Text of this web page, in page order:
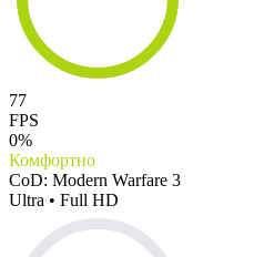
77
FPS
0%
Комфортно
CoD: Modern Warfare 3
Ultra • Full HD